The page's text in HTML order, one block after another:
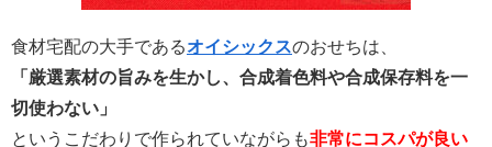
食材宅配の大手であるオイシックスのおせちは、
「 厳選素材の旨みを生かし、合成着色料や合成保存料を一
切使わない」
というこだわりで作られていながらも非常にコスパが良い